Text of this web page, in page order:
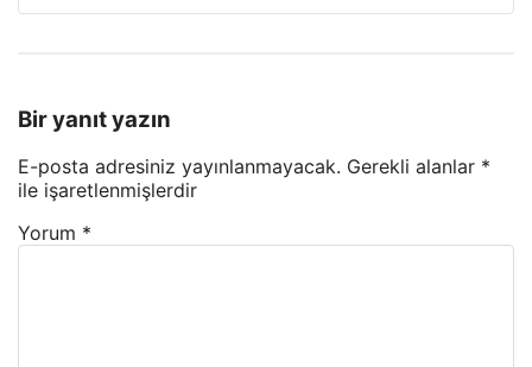
Bir yanıt yazın
E-posta adresiniz yayınlanmayacak. Gerekli alanlar *
ile işaretlenmişlerdir
Yorum *